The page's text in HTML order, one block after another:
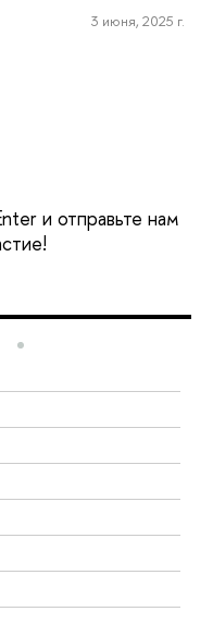
3 июня, 2025 г.
и отправьте нам